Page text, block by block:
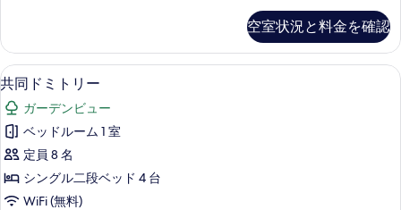
示
す
る
細
空室状況と料金を確認
共
同
ド
ミ
ト
リ
共同ドミトリー | WiFi (無料)、ベッド
19
共同ドミトリー
ガーデンビュー
ベッドルーム 1 室
定員 8 名
シングル二段ベッド 4 台
WiFi (無料)